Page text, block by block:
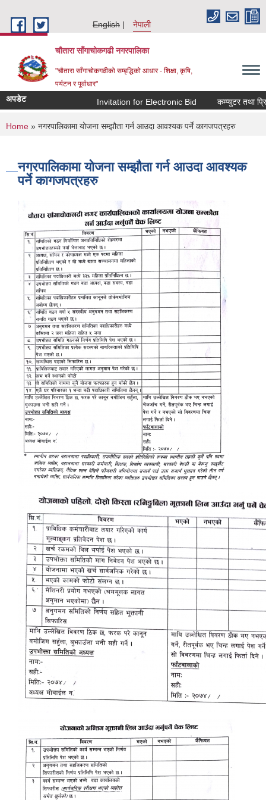
English
नेपाली
चौतारा साँगाचोकगढी नगरपालिका
"चौतारा साँगाचोकगढीको सम्बृद्धिको आधार - शिक्षा, कृषि,
पर्यटन र पूर्वाधार"
अपडेट Invitation for Electronic Bid कम्प्युटर तथा
You are here
Home » नगरपालिकामा योजना सम्झौता गर्न आउदा आवश्यक पर्ने कागजपत्रहरु
नगरपालिकामा योजना सम्झौता गर्न आउदा आवश्यक
पर्ने कागजपत्रहरु